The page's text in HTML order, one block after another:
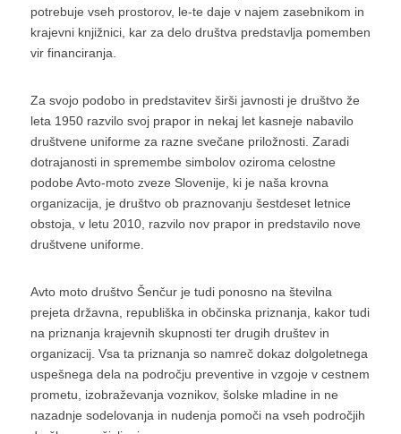
potrebuje vseh prostorov, le-te daje v najem zasebnikom in
krajevni knjižnici, kar za delo društva predstavlja pomemben
vir financiranja.
Za svojo podobo in predstavitev širši javnosti je društvo že
leta 1950 razvilo svoj prapor in nekaj let kasneje nabavilo
društvene uniforme za razne svečane priložnosti. Zaradi
dotrajanosti in spremembe simbolov oziroma celostne
podobe Avto-moto zveze Slovenije, ki je naša krovna
organizacija, je društvo ob praznovanju šestdeset letnice
obstoja, v letu 2010, razvilo nov prapor in predstavilo nove
društvene uniforme.
Avto moto društvo Šenčur je tudi ponosno na številna
prejeta državna, republiška in občinska priznanja, kakor tudi
na priznanja krajevnih skupnosti ter drugih društev in
organizacij. Vsa ta priznanja so namreč dokaz dolgoletnega
uspešnega dela na področju preventive in vzgoje v cestnem
prometu, izobraževanja voznikov, šolske mladine in ne
nazadnje sodelovanja in nudenja pomoči na vseh področjih